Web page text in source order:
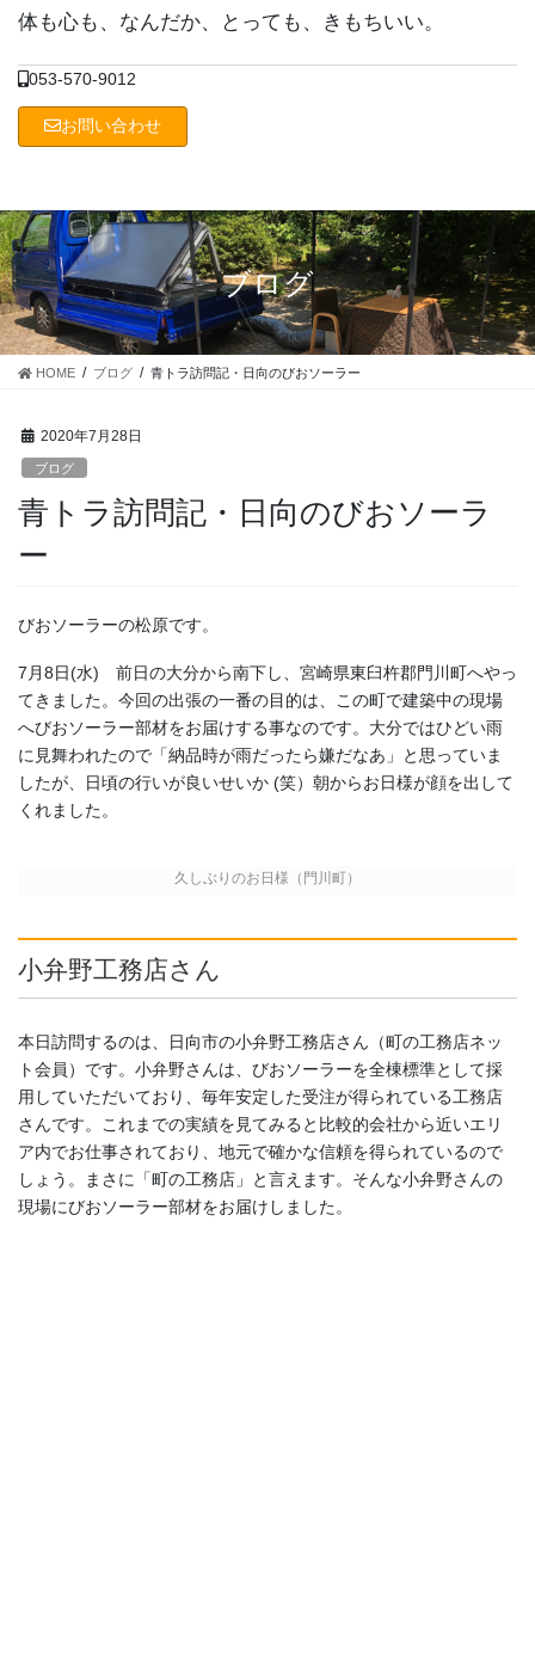
移
動
体も心も、なんだか、とっても、きもちいい。
053-570-9012
お問い合わせ
ブログ
HOME ブログ 青トラ訪問記・日向のびおソーラー
2020年7月28日
ブログ
青トラ訪問記・日向のびおソーラ
ー
びおソーラーの松原です。
7月8日(水) 前日の大分から南下し、宮崎県東臼杵郡門川町へやっ
てきました。今回の出張の一番の目的は、この町で建築中の現場
へびおソーラー部材をお届けする事なのです。大分ではひどい雨
に見舞われたので「納品時が雨だったら嫌だなあ」と思っていま
したが、日頃の行いが良いせいか (笑）朝からお日様が顔を出して
くれました。
久しぶりのお日様（門川町）
小弁野工務店さん
本日訪問するのは、日向市の小弁野工務店さん（町の工務店ネッ
ト会員）です。小弁野さんは、びおソーラーを全棟標準として採
用していただいており、毎年安定した受注が得られている工務店
さんです。これまでの実績を見てみると比較的会社から近いエリ
ア内でお仕事されており、地元で確かな信頼を得られているので
しょう。まさに「町の工務店」と言えます。そんな小弁野さんの
現場にびおソーラー部材をお届けしました。